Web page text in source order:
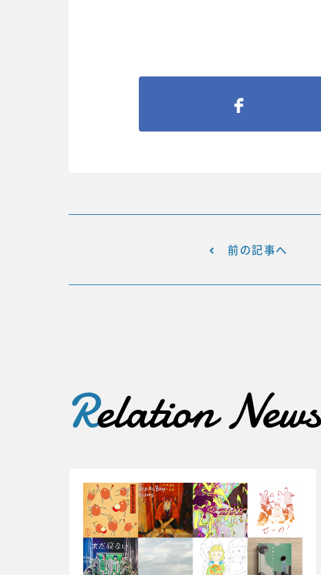
前の記事へ
Relation News